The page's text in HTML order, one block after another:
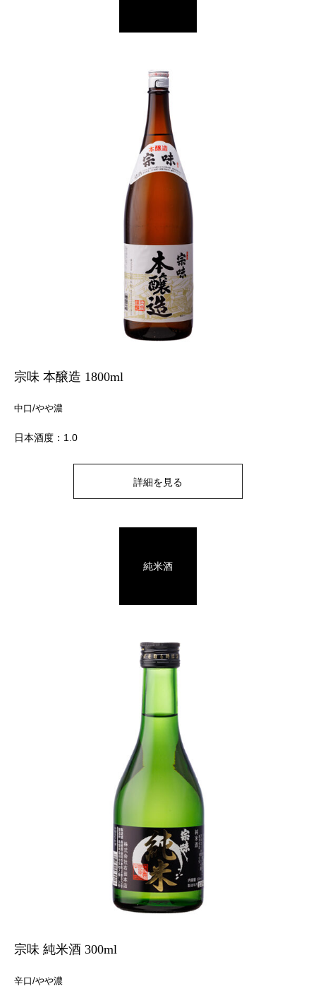
宗味 本醸造 1800ml
中口/やや濃
日本酒度：1.0
詳細を見る
純米酒
宗味 純米酒 300ml
辛口/やや濃